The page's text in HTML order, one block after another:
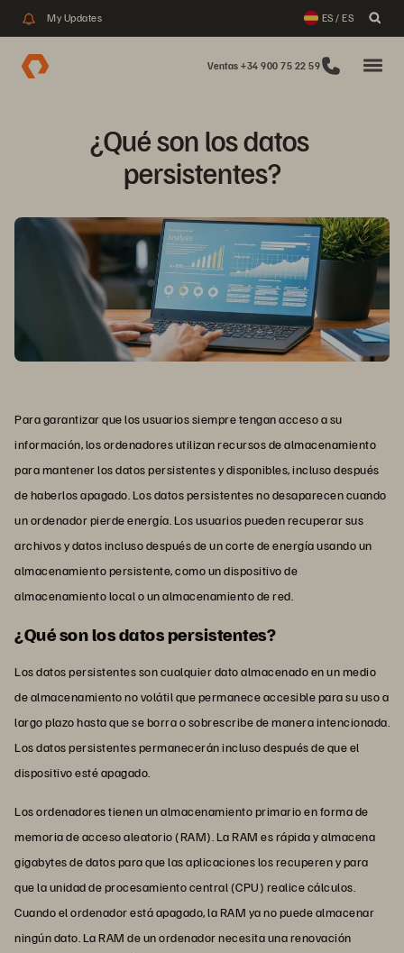
My Updates ES / ES
Ventas +34 900 75 22 59
¿Qué son los datos
persistentes?
Para garantizar que los usuarios siempre tengan acceso a su
información, los ordenadores utilizan recursos de almacenamiento
para mantener los datos persistentes y disponibles, incluso después
de haberlos apagado. Los datos persistentes no desaparecen cuando
un ordenador pierde energía. Los usuarios pueden recuperar sus
archivos y datos incluso después de un corte de energía usando un
almacenamiento persistente, como un dispositivo de
almacenamiento local o un almacenamiento de red.
¿Qué son los datos persistentes?
Los datos persistentes son cualquier dato almacenado en un medio
de almacenamiento no volátil que permanece accesible para su uso a
largo plazo hasta que se borra o sobrescribe de manera intencionada.
Los datos persistentes permanecerán incluso después de que el
dispositivo esté apagado.
Los ordenadores tienen un almacenamiento primario en forma de
memoria de acceso aleatorio (RAM). La RAM es rápida y almacena
gigabytes de datos para que las aplicaciones los recuperen y para
que la unidad de procesamiento central (CPU) realice cálculos.
Cuando el ordenador está apagado, la RAM ya no puede almacenar
ningún dato. La RAM de un ordenador necesita una renovación